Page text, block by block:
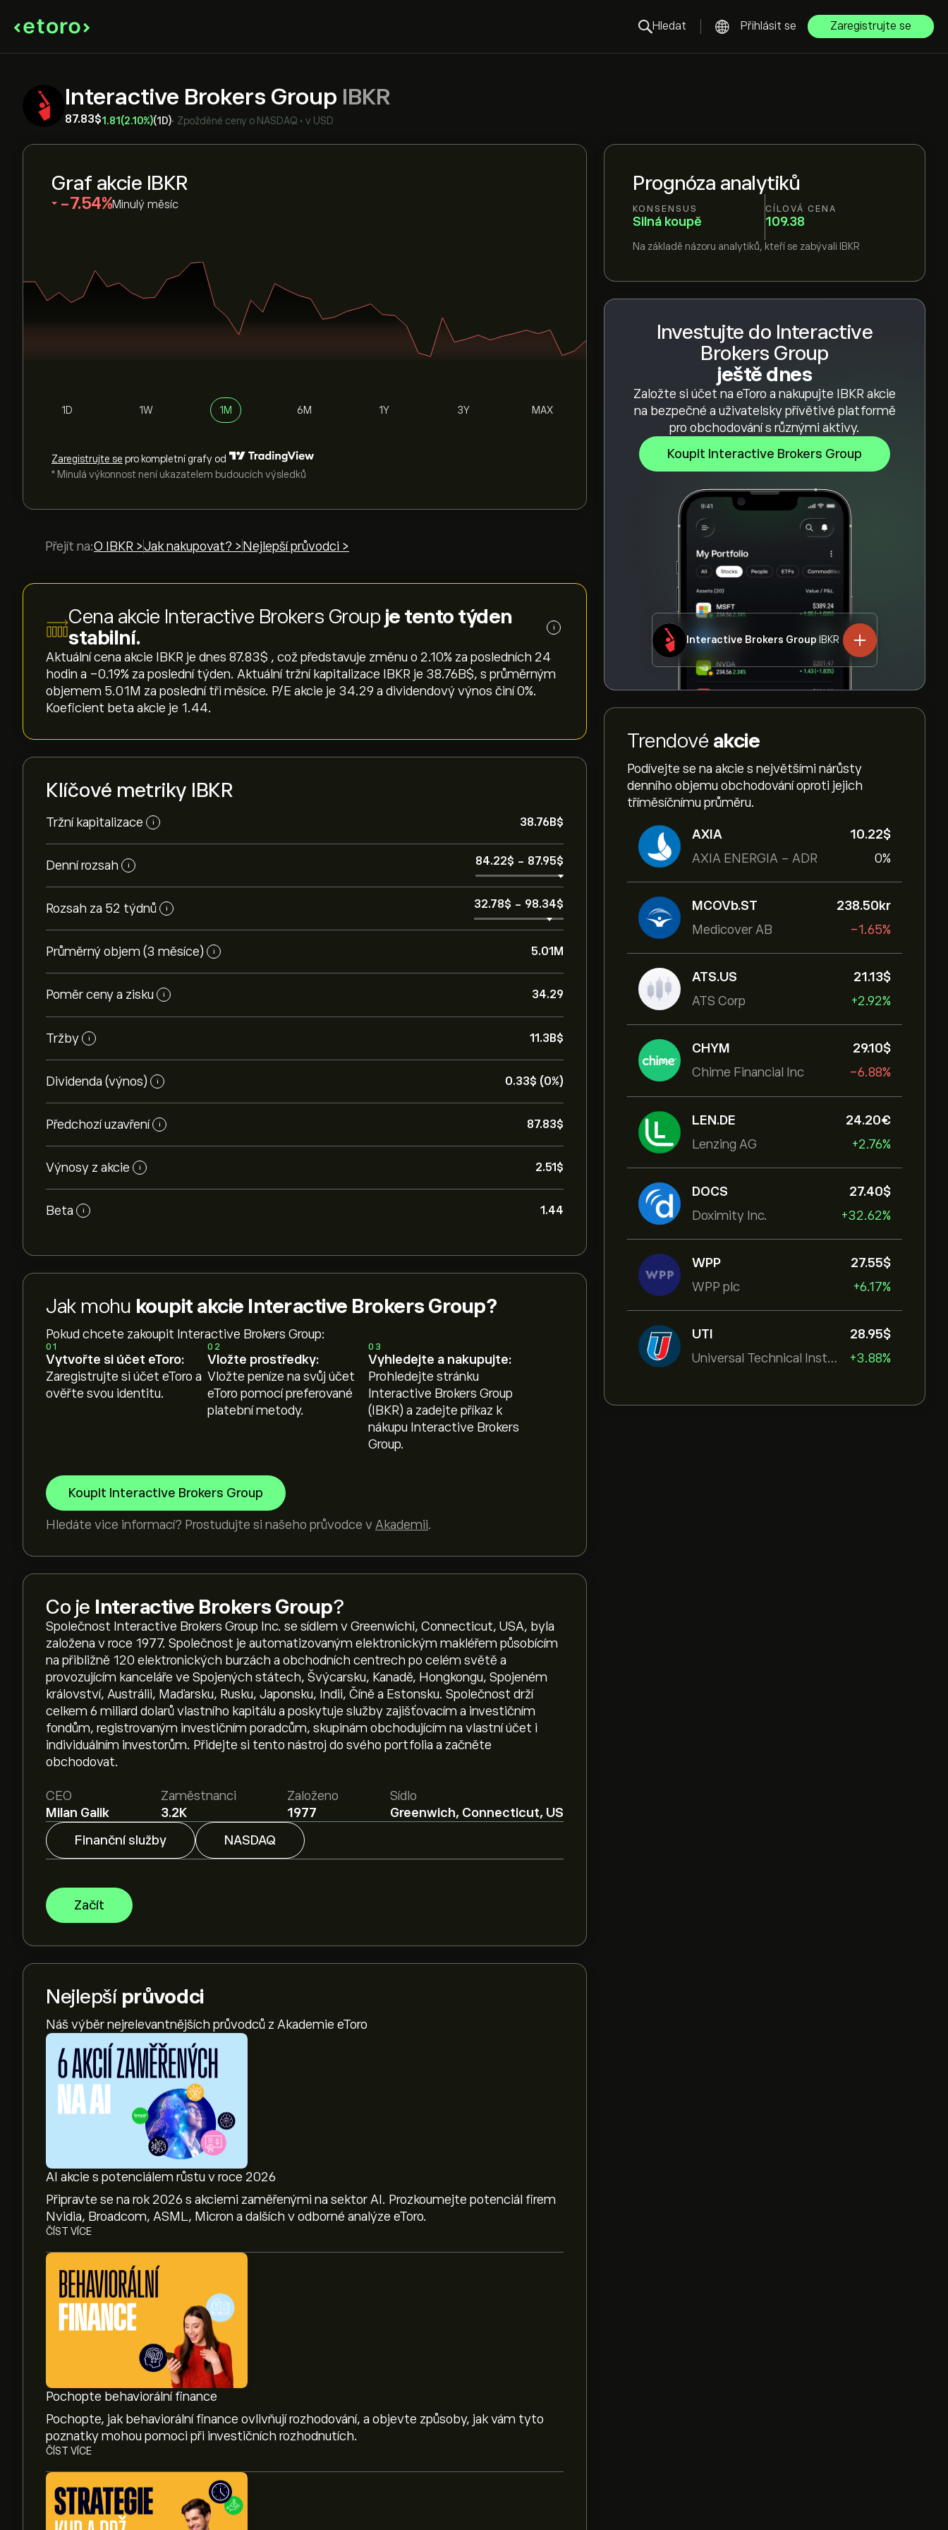
Hledat Přihlásit se Zaregistrujte se
Interactive Brokers Group IBKR
87.83‎$‎1.81 (2.10%)(1D)• Zpožděné ceny o NASDAQ • v USD
Prognóza analytiků
KONSENSUS
Silná koupě
CÍLOVÁ CENA
109.38
Na základě názoru analytiků, kteří se zabývali IBKR
Investujte do Interactive
Brokers Group
ještě dnes
Založte si účet na eToro a nakupujte IBKR akcie
na bezpečné a uživatelsky přívětivé platformě
pro obchodování s různými aktivy.
Koupit Interactive Brokers Group
Interactive Brokers Group IBKR
Trendové akcie
Podívejte se na akcie s největšími nárůsty
denního objemu obchodování oproti jejich
tříměsíčnímu průměru.
AXIA
AXIA ENERGIA - ADR
10.22‎$‎
0%
MCOVb.ST
Medicover AB
238.50‎kr‎
-1.65%
ATS.US
ATS Corp
21.13‎$‎
+2.92%
CHYM
Chime Financial Inc
29.10‎$‎
-6.88%
LEN.DE
Lenzing AG
24.20‎€‎
+2.76%
DOCS
Doximity Inc.
27.40‎$‎
+32.62%
WPP
WPP plc
27.55‎$‎
+6.17%
UTI
Universal Technical Institut
28.95‎$‎
+3.88%
Graf akcie IBKR
‎-7.54‎ Minulý měsíc
1D 1W 1M 6M 1Y 3Y MAX
Zaregistrujte se pro kompletní grafy od
* Minulá výkonnost není ukazatelem budoucích výsledků
Přejít na:O IBKR >Jak nakupovat? > Nejlepší průvodci >
Cena akcie Interactive Brokers Group je tento týden
stabilní.
i
Aktuální cena akcie IBKR je dnes 87.83‎$‎ , což představuje změnu o ‎2.10‎% za posledních 24
hodin a ‎-0.19‎% za poslední týden. Aktuální tržní kapitalizace IBKR je 38.76B‎$‎, s průměrným
objemem 5.01M za poslední tři měsíce. P/E akcie je 34.29 a dividendový výnos činí 0%.
Koeficient beta akcie je 1.44.
Klíčové metriky IBKR
Tržní kapitalizace i 38.76B‎$‎
Denní rozsah i 84.22‎$‎ - 87.95‎$‎
Rozsah za 52 týdnů i 32.78‎$‎ - 98.34‎$‎
Průměrný objem (3 měsíce) i 5.01M
Poměr ceny a zisku i 34.29
Tržby i 11.3B‎$‎
Dividenda (výnos) i 0.33‎$‎ (0%)
Předchozí uzavření i 87.83‎$‎
Výnosy z akcie i 2.51‎$‎
Beta i 1.44
Jak mohu koupit akcie Interactive Brokers Group?
Pokud chcete zakoupit Interactive Brokers Group:
01
Vytvořte si účet eToro:
Zaregistrujte si účet eToro a
ověřte svou identitu.
02
Vložte prostředky:
Vložte peníze na svůj účet
eToro pomocí preferované
platební metody.
03
Vyhledejte a nakupujte:
Prohledejte stránku
Interactive Brokers Group
(IBKR) a zadejte příkaz k
nákupu Interactive Brokers
Group.
Koupit Interactive Brokers Group
Hledáte vice informací? Prostudujte si našeho průvodce v Akademii.
Co je Interactive Brokers Group?
Společnost Interactive Brokers Group Inc. se sídlem v Greenwichi, Connecticut, USA, byla
založena v roce 1977. Společnost je automatizovaným elektronickým makléřem působícím
na přibližně 120 elektronických burzách a obchodních centrech po celém světě a
provozujícím kanceláře ve Spojených státech, Švýcarsku, Kanadě, Hongkongu, Spojeném
království, Austrálii, Maďarsku, Rusku, Japonsku, Indii, Číně a Estonsku. Společnost drží
celkem 6 miliard dolarů vlastního kapitálu a poskytuje služby zajišťovacím a investičním
fondům, registrovaným investičním poradcům, skupinám obchodujícím na vlastní účet i
individuálním investorům. Přidejte si tento nástroj do svého portfolia a začněte
obchodovat.
CEO
Milan Galik
Zaměstnanci
3.2K
Založeno
1977
Sídlo
Greenwich, Connecticut, US
Finanční služby
NASDAQ
Začít
Nejlepší průvodci
Náš výběr nejrelevantnějších průvodců z Akademie eToro
AI akcie s potenciálem růstu v roce 2026
Připravte se na rok 2026 s akciemi zaměřenými na sektor AI. Prozkoumejte potenciál firem
Nvidia, Broadcom, ASML, Micron a dalších v odborné analýze eToro.
ČÍST VÍCE
Pochopte behaviorální finance
Pochopte, jak behaviorální finance ovlivňují rozhodování, a objevte způsoby, jak vám tyto
poznatky mohou pomoci při investičních rozhodnutích.
ČÍST VÍCE